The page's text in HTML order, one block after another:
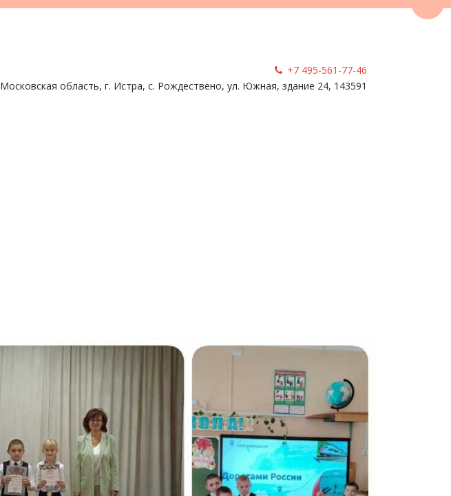
+7 495-561-77-46
Московская область, г. Истра, с. Рождествено, ул. Южная, здание 24, 143591